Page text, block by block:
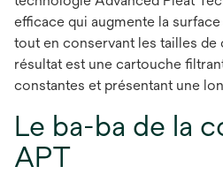
efficace qui augmente la
tout en conservant les tailles de
résultat est une cartouche
constantes et présentant une
Le ba-ba de la
APT